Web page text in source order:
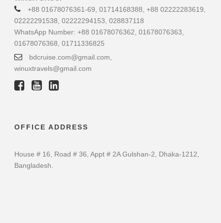
+88 01678076361-69, 01714168388, +88 02222283619,
02222291538, 02222294153, 028837118
WhatsApp Number: +88 01678076362, 01678076363,
01678076368, 01711336825
bdcruise.com@gmail.com,
winuxtravels@gmail.com
OFFICE ADDRESS
House # 16, Road # 36, Appt # 2A Gulshan-2, Dhaka-1212,
Bangladesh.